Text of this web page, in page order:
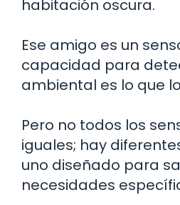
habitación oscura.
Ese amigo es un
capacidad para
ambiental es lo que
Pero no todos los
iguales; hay
uno diseñado para
necesidades